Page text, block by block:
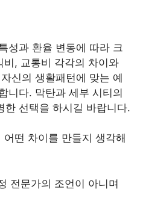
성과 환율 변동에 따라 크
, 교통비 각각의 차이와
신의 생활패턴에 맞는 예
니다. 막탄과 세부 시티의
한 선택을 하시길 바랍니다.
떤 차이를 만들지 생각해
전문가의 조언이 아니며